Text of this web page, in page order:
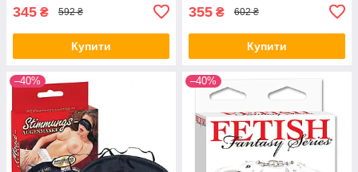
345 ₴ 592 ₴
Купити
355 ₴ 602 ₴
Купити
–40% –40%